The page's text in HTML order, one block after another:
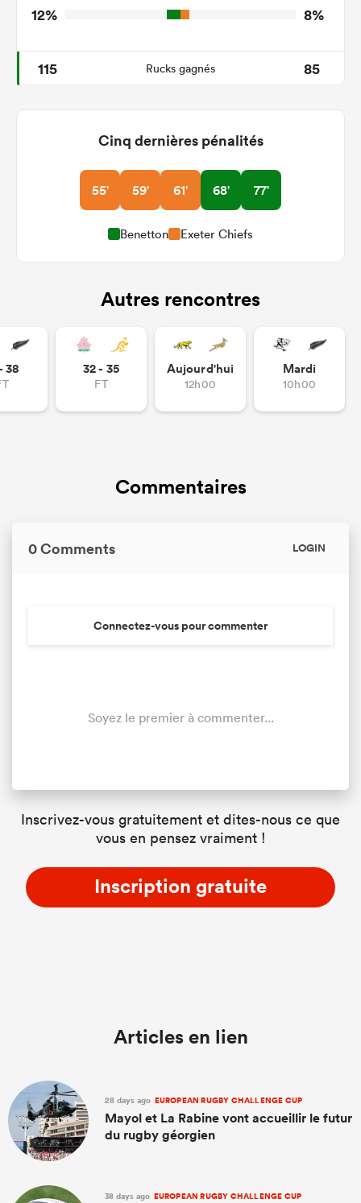
12% 8%
115 Rucks gagnés 85
Cinq dernières pénalités
55' 59' 61' 68' 77'
Benetton Exeter Chiefs
Autres rencontres
38 32 - 35
FT
Aujourd'hui
12h00
Mardi
10h00
Commentaires
0 Comments LOGIN
Connectez-vous pour commenter
Soyez le premier à commenter...
Inscrivez-vous gratuitement et dites-nous ce que
vous en pensez vraiment !
Inscription gratuite
Articles en lien
28 days ago EUROPEAN RUGBY CHALLENGE CUP
Mayol et La Rabine vont accueillir le futur
du rugby géorgien
38 days ago EUROPEAN RUGBY CHALLENGE CUP